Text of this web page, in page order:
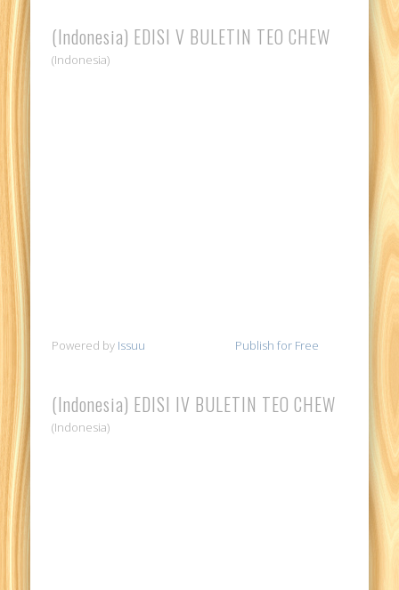
(Indonesia) EDISI V BULETIN TEO CHEW
(Indonesia)
Powered by Issuu Publish for Free
(Indonesia) EDISI IV BULETIN TEO CHEW
(Indonesia)